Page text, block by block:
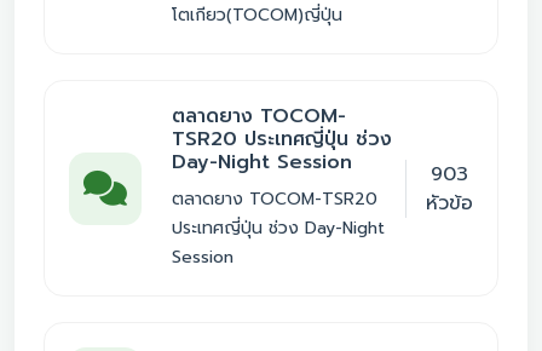
โตเกียว(TOCOM)ญี่ปุ่น
ตลาดยาง TOCOM-
TSR20 ประเทศญี่ปุ่น ช่วง
Day-Night Session
ตลาดยาง TOCOM-TSR20
ประเทศญี่ปุ่น ช่วง Day-Night
Session
903
หัวข้อ